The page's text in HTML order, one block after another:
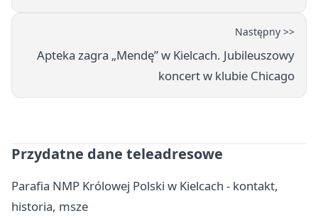
Następny >>
Apteka zagra „Mendę” w Kielcach. Jubileuszowy
koncert w klubie Chicago
Przydatne dane teleadresowe
Parafia NMP Królowej Polski w Kielcach - kontakt,
historia, msze